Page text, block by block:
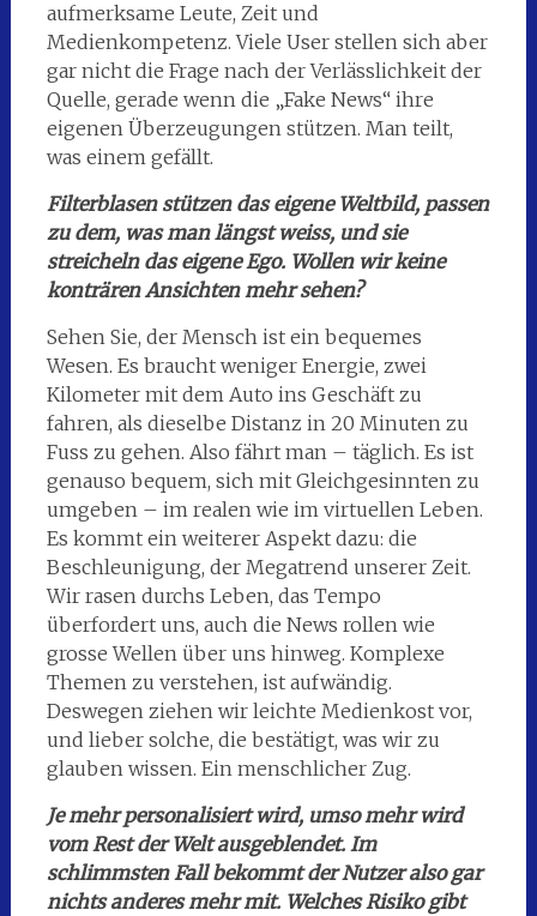
aufmerksame Leute, Zeit und
Medienkompetenz. Viele User stellen sich aber
gar nicht die Frage nach der Verlässlichkeit der
Quelle, gerade wenn die „Fake News“ ihre
eigenen Überzeugungen stützen. Man teilt,
was einem gefällt.
Filterblasen stützen das eigene Weltbild, passen
zu dem, was man längst weiss, und sie
streicheln das eigene Ego. Wollen wir keine
konträren Ansichten mehr sehen?
Sehen Sie, der Mensch ist ein bequemes
Wesen. Es braucht weniger Energie, zwei
Kilometer mit dem Auto ins Geschäft zu
fahren, als dieselbe Distanz in 20 Minuten zu
Fuss zu gehen. Also fährt man – täglich. Es ist
genauso bequem, sich mit Gleichgesinnten zu
umgeben – im realen wie im virtuellen Leben.
Es kommt ein weiterer Aspekt dazu: die
Beschleunigung, der Megatrend unserer Zeit.
Wir rasen durchs Leben, das Tempo
überfordert uns, auch die News rollen wie
grosse Wellen über uns hinweg. Komplexe
Themen zu verstehen, ist aufwändig.
Deswegen ziehen wir leichte Medienkost vor,
und lieber solche, die bestätigt, was wir zu
glauben wissen. Ein menschlicher Zug.
Je mehr personalisiert wird, umso mehr wird
vom Rest der Welt ausgeblendet. Im
schlimmsten Fall bekommt der Nutzer also gar
nichts anderes mehr mit. Welches Risiko gibt